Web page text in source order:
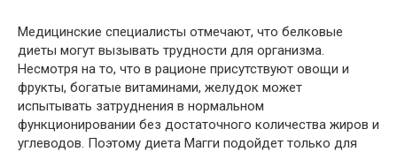
Медицинские специалисты отмечают, что белковые
диеты могут вызывать трудности для организма.
Несмотря на то, что в рационе присутствуют овощи и
фрукты, богатые витаминами, желудок может
испытывать затруднения в нормальном
функционировании без достаточного количества жиров и
углеводов. Поэтому диета Магги подойдет только для